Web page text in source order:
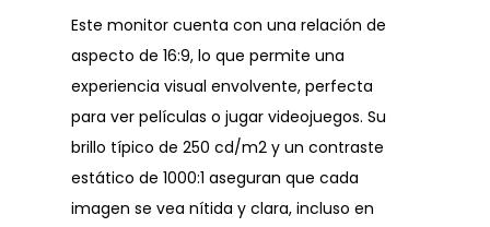
Este monitor cuenta con una relación de
aspecto de 16:9, lo que permite una
experiencia visual envolvente, perfecta
para ver películas o jugar videojuegos. Su
brillo típico de 250 cd/m2 y un contraste
estático de 1000:1 aseguran que cada
imagen se vea nítida y clara, incluso en